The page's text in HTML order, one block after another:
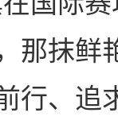
那抹鲜
行、追